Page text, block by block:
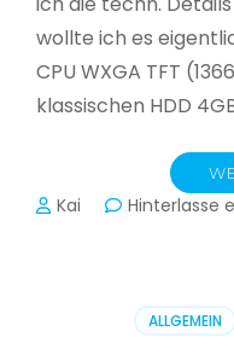
wollte ich es
CPU WXGA TFT
klassischen HDD
Kai Hinterlasse
ALLGEMEIN